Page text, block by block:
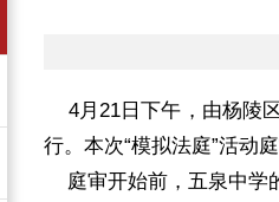
4月21日下午，由杨陵
行。本次“模拟法庭”活动
庭审开始前，五泉中学